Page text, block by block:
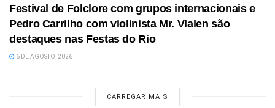
Festival de Folclore com grupos internacionais e
Pedro Carrilho com violinista Mr. Vlalen são
destaques nas Festas do Rio
6 DE AGOSTO, 2026
CARREGAR MAIS